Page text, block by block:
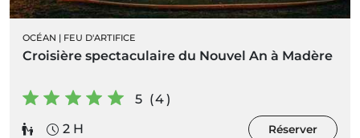
OCÉAN | FEU D'ARTIFICE
Croisière spectaculaire du Nouvel An à Madère
5 (4)
2 H
Réserver